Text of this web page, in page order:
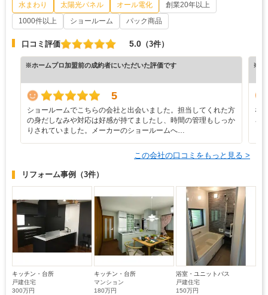
水まわり 太陽光パネル オール電化
創業20年以上
1000件以上
ショールーム パック商品
口コミ評価 5.0 （3件）
※ホームプロ加盟前の成約者にいただいた評価です
5
ショールームでこちらの会社と出会いました。担当してくれた方
の身だしなみや対応は好感が持てましたし、時間の管理もしっか
りされていました。メーカーのショールームへ…
※ホ
な
ろ
この会社の口コミをもっと見る >
リフォーム事例 （3件）
キッチン・台所
戸建住宅
300万円
キッチン・台所
マンション
180万円
浴室・ユニットバス
戸建住宅
150万円